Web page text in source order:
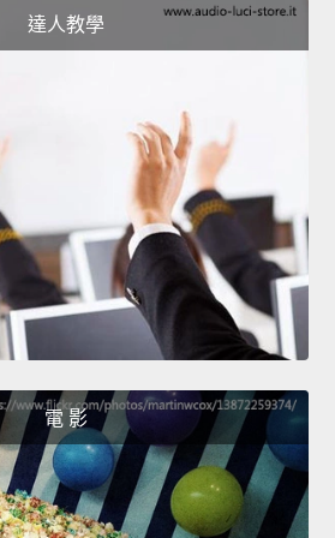
達人教學
電 影